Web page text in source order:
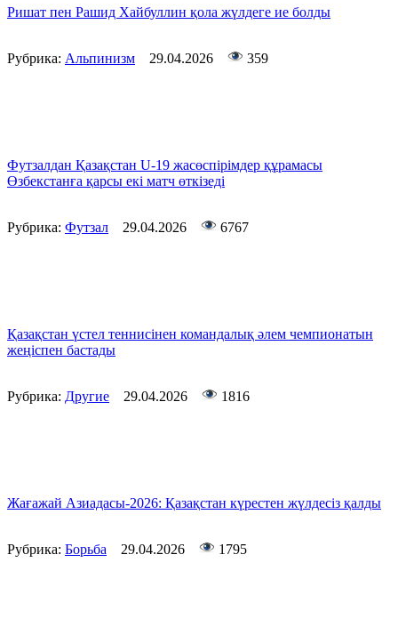
Ришат пен Рашид Хайбуллин қола жүлдеге ие болды
Рубрика: Альпинизм 29.04.2026 359
Футзалдан Қазақстан U-19 жасөспірімдер құрамасы
Өзбекстанға қарсы екі матч өткізеді
Рубрика: Футзал 29.04.2026 6767
Қазақстан үстел теннисінен командалық әлем чемпионатын
жеңіспен бастады
Рубрика: Другие 29.04.2026 1816
Жағажай Азиадасы-2026: Қазақстан күрестен жүлдесіз қалды
Рубрика: Борьба 29.04.2026 1795